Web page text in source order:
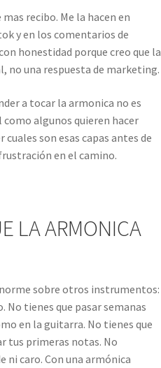
recibo. Me la hacen en
y en los comentarios de
honestidad porque creo que la
no una respuesta de marketing.
a tocar la armonica no es
algunos quieren hacer
cuales son esas capas antes de
en el camino.
LA ARMONICA
sobre otros instrumentos:
No tienes que pasar semanas
en la guitarra. No tienes que
tus primeras notas. No
ni caro. Con una armónica